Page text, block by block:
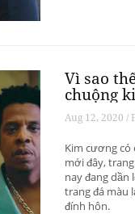
Vì sao
chuộng
Aug 12, 2020 /
Kim cương có
mới đây,
nay đang dần
trang đá màu
đính hôn.